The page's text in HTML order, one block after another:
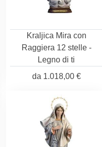
Kraljica Mira con
Raggiera 12 stelle -
Legno di ti
da 1.018,00 €